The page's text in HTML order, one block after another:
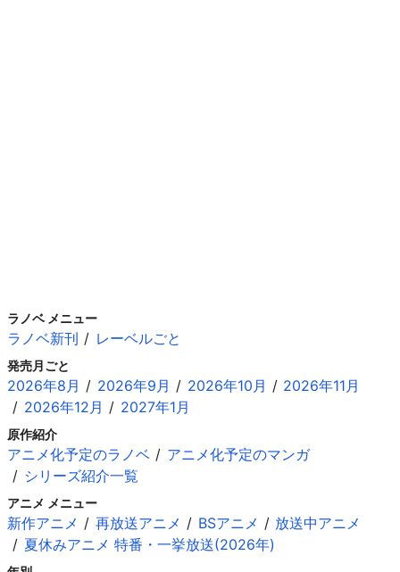
ラノベ メニュー
ラノベ新刊 レーベルごと
発売月ごと
2026年8月 2026年9月 2026年10月
2026年11月
2026年12月
2027年1月
原作紹介
アニメ化予定のラノベ
アニメ化予定のマンガ
シリーズ紹介一覧
アニメ メニュー
新作アニメ 再放送アニメ BSアニメ
放送中アニメ
夏休みアニメ 特番・一挙放送(2026年)